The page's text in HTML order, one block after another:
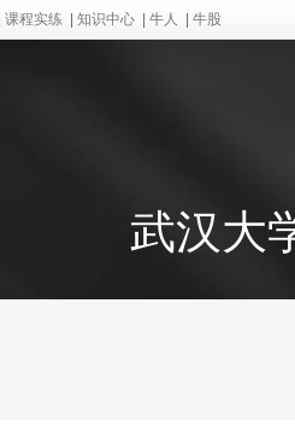
课程实练 知识中心 牛人 牛股
武汉大